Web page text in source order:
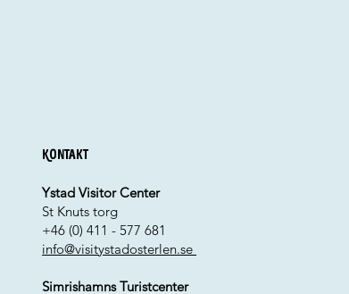
Kontakt
Ystad Visitor Center
St Knuts torg
+46 (0) 411 - 577 681
info@visitystadosterlen.se
Simrishamns Turistcenter